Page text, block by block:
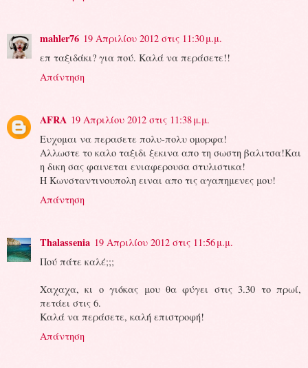
mahler76 19 Απριλίου 2012 στις 11:30 μ.μ.
επ ταξιδάκι? για πού. Καλά να περάσετε!!
Απάντηση
AFRA 19 Απριλίου 2012 στις 11:38 μ.μ.
Ευχομαι να περασετε πολυ-πολυ ομορφα!
Αλλωστε το καλο ταξιδι ξεκινα απο τη σωστη βαλιτσα!Και
η δικη σας φαινεται ενιαφερουσα στυλιστικα!
Η Κωνσταντινουπολη ειναι απο τις αγαπημενες μου!
Απάντηση
Thalassenia 19 Απριλίου 2012 στις 11:56 μ.μ.
Πού πάτε καλέ;;;
Χαχαχα, κι ο γιόκας μου θα φύγει στις 3.30 το πρωί,
πετάει στις 6.
Καλά να περάσετε, καλή επιστροφή!
Απάντηση